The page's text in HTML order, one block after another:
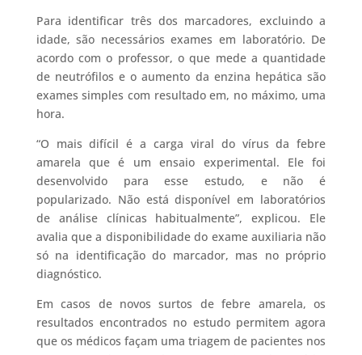
Para identificar três dos marcadores, excluindo a
idade, são necessários exames em laboratório. De
acordo com o professor, o que mede a quantidade
de neutrófilos e o aumento da enzina hepática são
exames simples com resultado em, no máximo, uma
hora.
“O mais difícil é a carga viral do vírus da febre
amarela que é um ensaio experimental. Ele foi
desenvolvido para esse estudo, e não é
popularizado. Não está disponível em laboratórios
de análise clínicas habitualmente”, explicou. Ele
avalia que a disponibilidade do exame auxiliaria não
só na identificação do marcador, mas no próprio
diagnóstico.
Em casos de novos surtos de febre amarela, os
resultados encontrados no estudo permitem agora
que os médicos façam uma triagem de pacientes nos